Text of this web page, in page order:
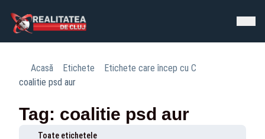
Acasă Etichete
Etichete care încep cu C
coalitie psd aur
Tag: coalitie psd aur
Toate etichetele